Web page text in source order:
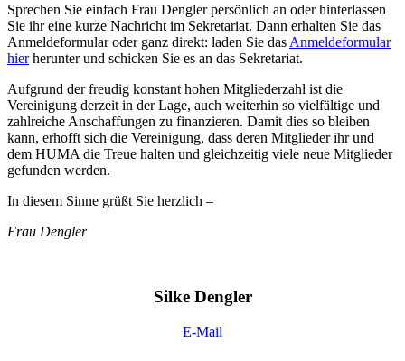
Sprechen Sie einfach Frau Dengler persönlich an oder hinterlassen
Sie ihr eine kurze Nachricht im Sekretariat. Dann erhalten Sie das
Anmeldeformular oder ganz direkt: laden Sie das Anmeldeformular
hierherunter und schicken Sie es an das Sekretariat.
Aufgrund der freudig konstant hohen Mitgliederzahl ist die
Vereinigung derzeit in der Lage, auch weiterhin so vielfältige und
zahlreiche Anschaffungen zu finanzieren. Damit dies so bleiben
kann, erhofft sich die Vereinigung, dass deren Mitglieder ihr und
dem HUMA die Treue halten und gleichzeitig viele neue Mitglieder
gefunden werden.
In diesem Sinne grüßt Sie herzlich –
Frau Dengler
Silke Dengler
E-Mail